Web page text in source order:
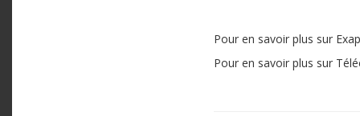
Pour en savoir plus sur
Pour en savoir plus sur